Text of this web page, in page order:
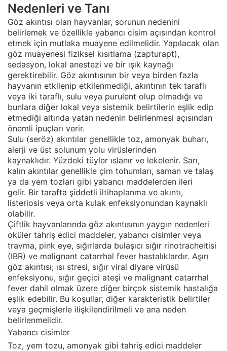
Nedenleri ve Tanı
Göz akıntısı olan hayvanlar, sorunun nedenini
belirlemek ve özellikle yabancı cisim açısından kontrol
etmek için mutlaka muayene edilmelidir. Yapılacak olan
göz muayenesi fiziksel kısıtlama (zapturapt),
sedasyon, lokal anestezi ve bir ışık kaynağı
gerektirebilir. Göz akıntısının bir veya birden fazla
hayvanın etkilenip etkilenmediği, akıntının tek taraflı
veya iki taraflı, sulu veya purulent olup olmadığı ve
bunlara diğer lokal veya sistemik belirtilerin eşlik edip
etmediği altında yatan nedenin belirlenmesi açısından
önemli ipuçları verir.
Sulu (seröz) akıntılar genellikle toz, amonyak buharı,
alerji ve üst solunum yolu virüslerinden
kaynaklıdır. Yüzdeki tüyler ıslanır ve lekelenir. Sarı,
kalın akıntılar genellikle çim tohumları, saman ve talaş
ya da yem tozları gibi yabancı maddelerden ileri
gelir. Bir tarafta şiddetli iltihaplanma ve akıntı,
listeriosis veya orta kulak enfeksiyonundan kaynaklı
olabilir.
Çiftlik hayvanlarında göz akıntısının yaygın nedenleri
oküler tahriş edici maddeler, yabancı cisimler veya
travma, pink eye, sığırlarda bulaşıcı sığır rinotracheitisi
(IBR) ve malignant catarrhal fever hastalıklardır. Aşırı
göz akıntısı; ısı stresi, sığır viral diyare virüsü
enfeksiyonu, sığır geçici ateşi ve malignant catarrhal
fever dahil olmak üzere diğer birçok sistemik hastalığa
eşlik edebilir. Bu koşullar, diğer karakteristik belirtiler
veya geçmişlerle ilişkilendirilmeli ve ana neden
belirlenmelidir.
Yabancı cisimler
Toz, yem tozu, amonyak gibi tahriş edici maddeler